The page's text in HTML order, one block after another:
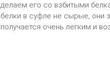
делаем его со взбитыми
белки в суфле не сырые, они
получается очень легким и